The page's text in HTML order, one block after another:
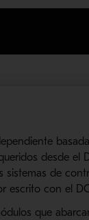
desde el
sistemas de
escrito con el
que